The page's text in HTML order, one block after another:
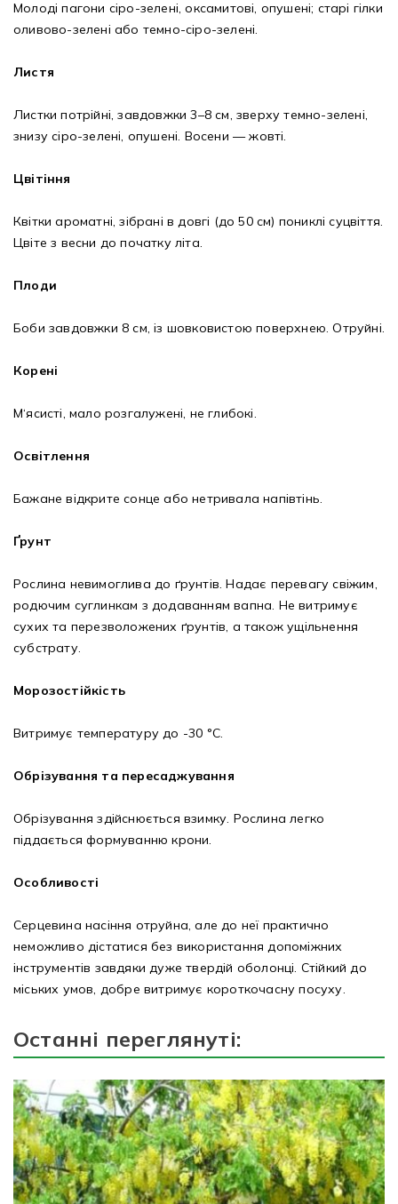
Молоді пагони сіро-зелені, оксамитові, опушені; старі гілки
оливово-зелені або темно-сіро-зелені.
Листя
Листки потрійні, завдовжки 3–8 см, зверху темно-зелені,
знизу сіро-зелені, опушені. Восени — жовті.
Цвітіння
Квітки ароматні, зібрані в довгі (до 50 см) пониклі суцвіття.
Цвіте з весни до початку літа.
Плоди
Боби завдовжки 8 см, із шовковистою поверхнею. Отруйні.
Корені
М‘ясисті, мало розгалужені, не глибокі.
Освітлення
Бажане відкрите сонце або нетривала напівтінь.
Ґрунт
Рослина невимоглива до ґрунтів. Надає перевагу свіжим,
родючим суглинкам з додаванням вапна. Не витримує
сухих та перезволожених ґрунтів, а також ущільнення
субстрату.
Морозостійкість
Витримує температуру до -30 °C.
Обрізування та пересаджування
Обрізування здійснюється взимку. Рослина легко
піддається формуванню крони.
Особливості
Серцевина насіння отруйна, але до неї практично
неможливо дістатися без використання допоміжних
інструментів завдяки дуже твердій оболонці. Стійкий до
міських умов, добре витримує короткочасну посуху.
Останні переглянуті: